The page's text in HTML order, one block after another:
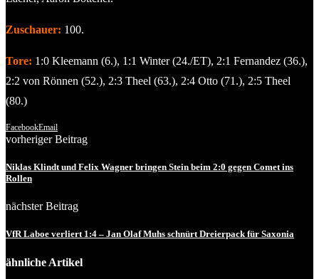
Zuschauer: 100.
Tore: 1:0 Kleemann (6.), 1:1 Winter (24./ET), 2:1 Fernandez (36.),
2:2 von Rönnen (52.), 2:3 Theel (63.), 2:4 Otto (71.), 2:5 Theel
(80.)
FacebookEmail
vorheriger Beitrag
Niklas Klindt und Felix Wagner bringen Stein beim 2:0 gegen Comet ins
Rollen
nächster Beitrag
VfR Laboe verliert 1:4 – Jan Olaf Muhs schnürt Dreierpack für Saxonia
ähnliche Artikel